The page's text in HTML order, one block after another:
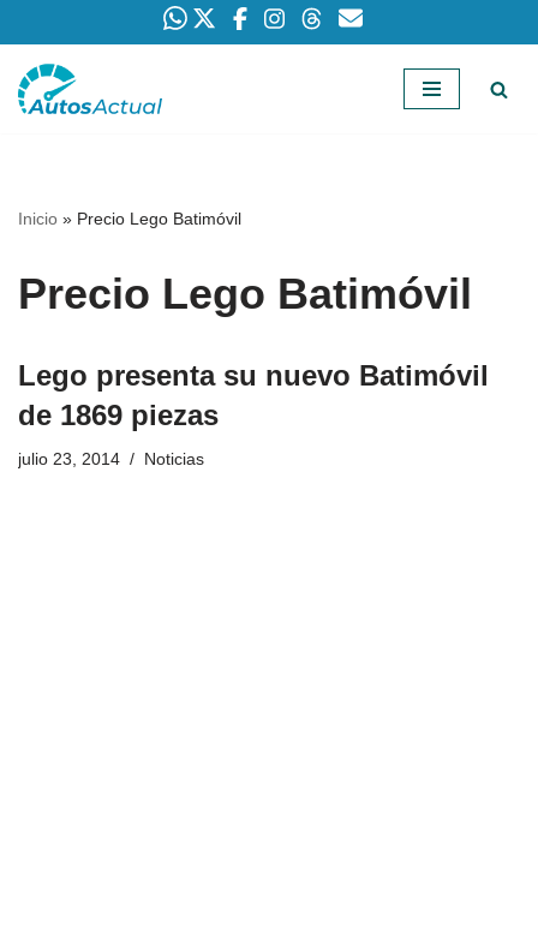
Saltar
Inicio » Precio Lego Batimóvil
Precio Lego Batimóvil
Lego presenta su nuevo Batimóvil
de 1869 piezas
julio 23, 2014 Noticias